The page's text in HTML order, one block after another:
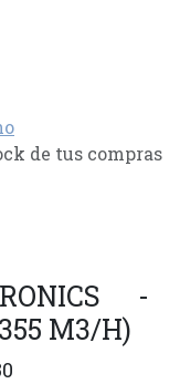
de tus compras
-
M3/H)